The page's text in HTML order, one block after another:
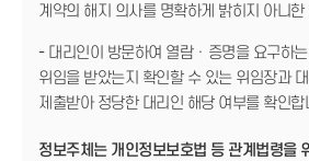
계약의 해지 의사를 명확하게 밝히지 아니한
- 대리인이 방문하여 열람ㆍ증명을 요구하
위임을 받았는지 확인할 수 있는 위임장과
제출받아 정당한 대리인 해당 여부를 확인합
정보주체는 개인정보보호법 등 관계법령을